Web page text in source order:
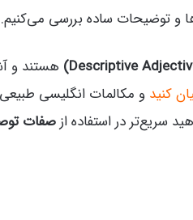
و توضیحات ساده بررسی می‌کنیم.
هستند و
کنید و مکالمات انگلیسی
سریع‌تر در استفاده ازصفات